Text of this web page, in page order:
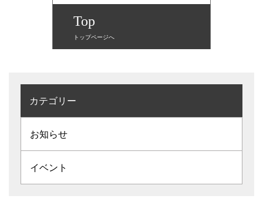
Top
トップページへ
カテゴリー
お知らせ
イベント